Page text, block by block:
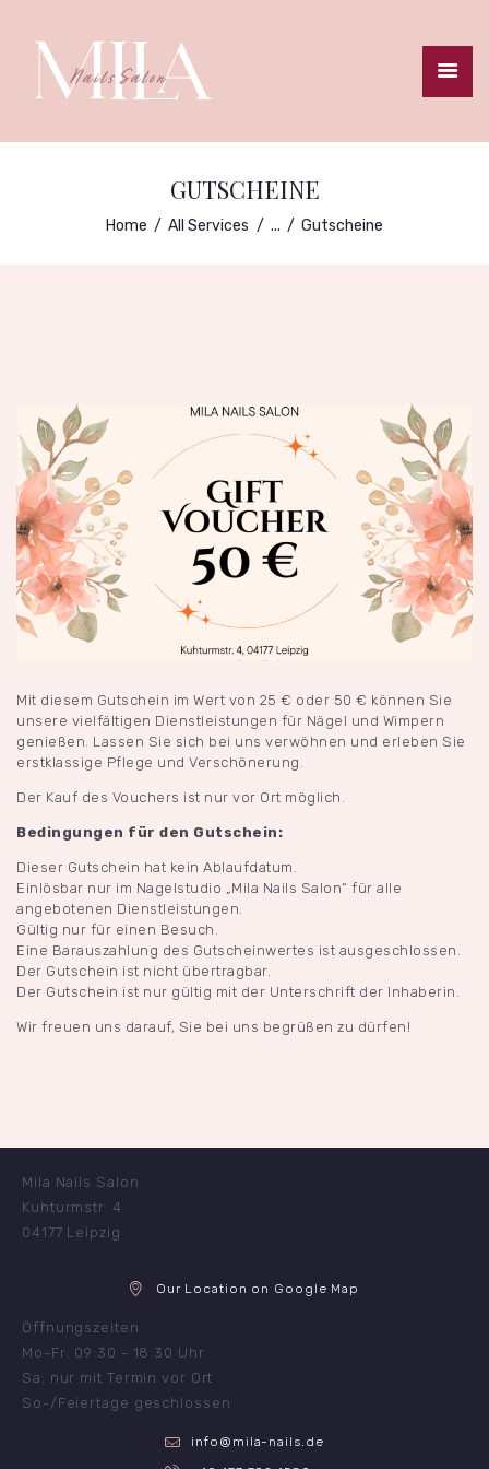
GUTSCHEINE
Home All Services ... Gutscheine
STARTSEITE
TERMINBUCHUNG
GALLERIE
Mit diesem Gutschein im Wert von 25 € oder 50 € können Sie
unsere vielfältigen Dienstleistungen für Nägel und Wimpern
genießen. Lassen Sie sich bei uns verwöhnen und erleben Sie
erstklassige Pflege und Verschönerung.
Der Kauf des Vouchers ist nur vor Ort möglich.
Bedingungen für den Gutschein:
Dieser Gutschein hat kein Ablaufdatum.
Einlösbar nur im Nagelstudio „Mila Nails Salon“ für alle
angebotenen Dienstleistungen.
Gültig nur für einen Besuch.
Eine Barauszahlung des Gutscheinwertes ist ausgeschlossen.
Der Gutschein ist nicht übertragbar.
Der Gutschein ist nur gültig mit der Unterschrift der Inhaberin.
Wir freuen uns darauf, Sie bei uns begrüßen zu dürfen!
Mila Nails Salon
Kuhturmstr. 4
04177 Leipzig
Our Location on Google Map
Öffnungszeiten:
Mo-Fr: 09:30 - 18:30 Uhr
Sa: nur mit Termin vor Ort
So-/Feiertage geschlossen
info@mila-nails.de